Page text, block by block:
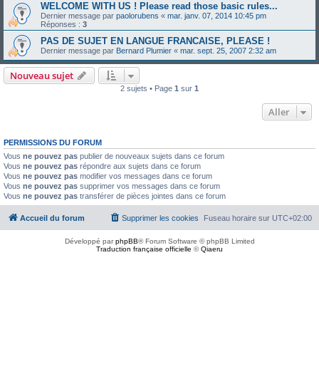
WELCOME WITH US ! Please read those basic rules...
Dernier message par paolorubens « mar. janv. 07, 2014 10:45 pm
Réponses : 3
PAS DE SUJET EN LANGUE FRANCAISE, PLEASE !
Dernier message par Bernard Plumier « mar. sept. 25, 2007 2:32 am
Nouveau sujet
2 sujets • Page 1 sur 1
Aller
PERMISSIONS DU FORUM
Vous ne pouvez pas publier de nouveaux sujets dans ce forum
Vous ne pouvez pas répondre aux sujets dans ce forum
Vous ne pouvez pas modifier vos messages dans ce forum
Vous ne pouvez pas supprimer vos messages dans ce forum
Vous ne pouvez pas transférer de pièces jointes dans ce forum
Accueil du forum Fuseau horaire sur UTC+02:00
Supprimer les cookies
Développé parphpBB® Forum Software © phpBB Limited
Traduction française officielle ©Qiaeru